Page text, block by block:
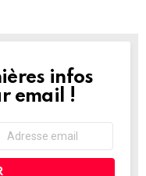
infos
email !